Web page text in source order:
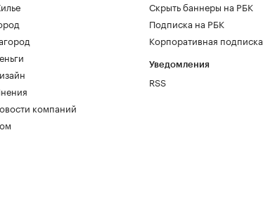
компаний
Скрыть баннеры на РБК
Подписка на РБК
Корпоративная подписка
Уведомления
RSS